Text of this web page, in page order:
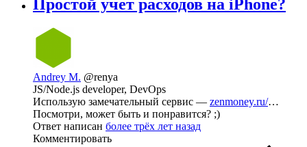
Простой учет расходов на iPhone?
Andrey M. @renya
JS/Node.js developer, DevOps
Использую замечательный сервис — zenmoney.ru/…
Посмотри, может быть и понравится? ;)
Ответ написан более трёх лет назад
Комментировать